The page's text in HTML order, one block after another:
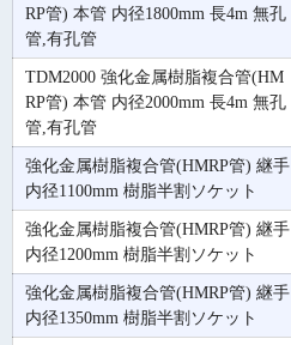
RP管) 本管 内径1800mm 長4m 無孔
管,有孔管
TDM2000 強化金属樹脂複合管(HM
RP管) 本管 内径2000mm 長4m 無孔
管,有孔管
強化金属樹脂複合管(HMRP管) 継手
内径1100mm 樹脂半割ソケット
強化金属樹脂複合管(HMRP管) 継手
内径1200mm 樹脂半割ソケット
強化金属樹脂複合管(HMRP管) 継手
内径1350mm 樹脂半割ソケット